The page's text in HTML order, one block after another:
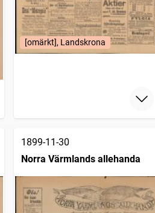
[omärkt], Landskrona
1899-11-30
Norra Värmlands allehanda